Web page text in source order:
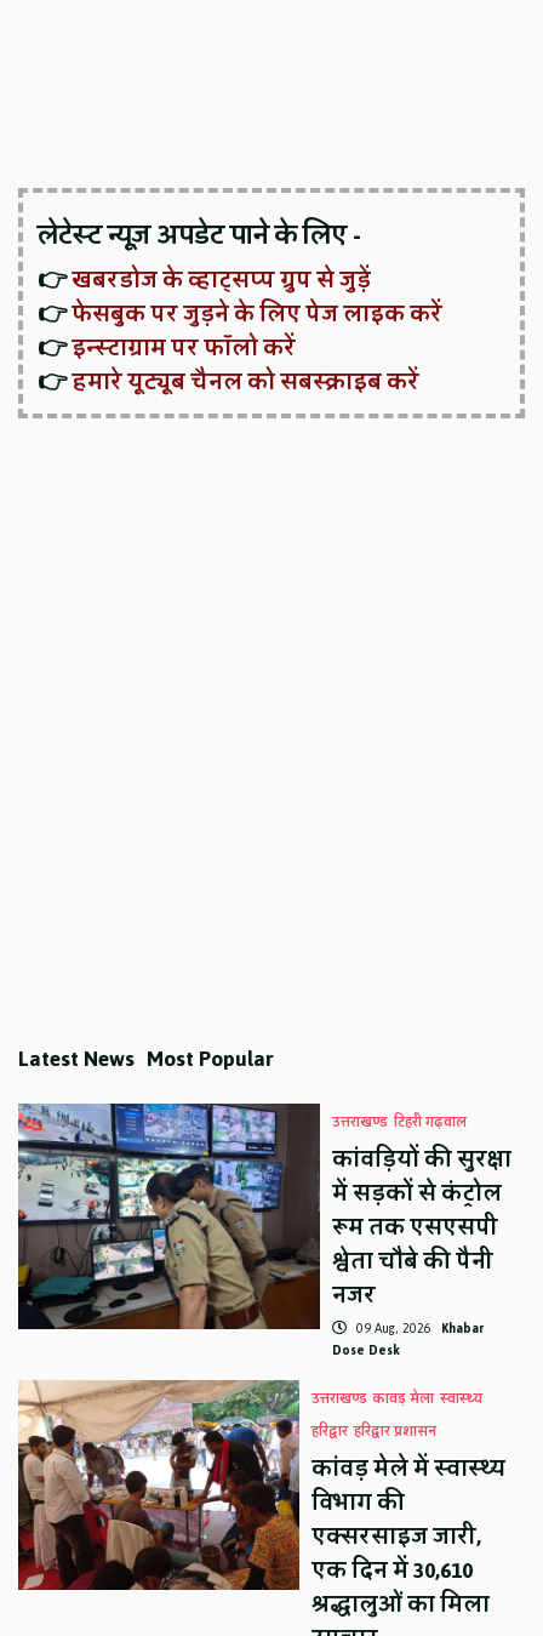
लेटेस्ट न्यूज़ अपडेट पाने के लिए -
👉खबरडोज के व्हाट्सप्प ग्रुप से जुड़ें
👉फेसबुक पर जुड़ने के लिए पेज लाइक करें
👉इन्स्टाग्राम पर फॉलो करें
👉हमारे यूट्यूब चैनल को सबस्क्राइब करें
Latest News Most Popular
उत्तराखण्ड टिहरी गढ़वाल
कांवड़ियों की सुरक्षा
में सड़कों से कंट्रोल
रूम तक एसएसपी
श्वेता चौबे की पैनी
नजर
09 Aug, 2026 Khabar
Dose Desk
उत्तराखण्ड कावड़ मेला स्वास्थ्य
हरिद्वार हरिद्वार प्रशासन
कांवड़ मेले में स्वास्थ्य
विभाग की
एक्सरसाइज जारी,
एक दिन में 30,610
श्रद्धालुओं का मिला